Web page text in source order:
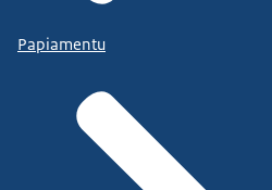
Papiamentu